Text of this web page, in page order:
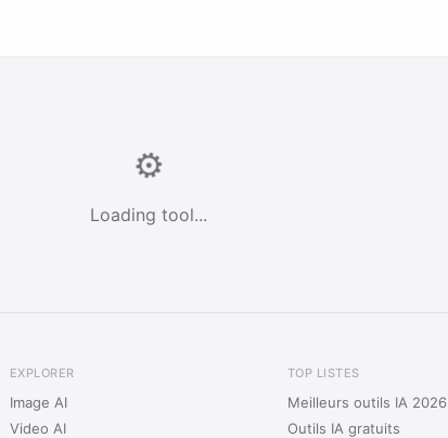
⚙️
Loading tool...
EXPLORER
Image AI
Video AI
TOP LISTES
Meilleurs outils IA 2026
Outils IA gratuits